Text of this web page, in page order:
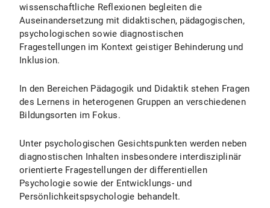
Außenstelle des Prüfungsamts für alle Lehrämter an öffentlichen Schulen
wissenschaftliche Reflexionen begleiten die
Auseinandersetzung mit didaktischen, pädagogischen,
psychologischen sowie diagnostischen
Fragestellungen im Kontext geistiger Behinderung und
Inklusion.
In den Bereichen Pädagogik und Didaktik stehen Fragen
des Lernens in heterogenen Gruppen an verschiedenen
Bildungsorten im Fokus.
Unter psychologischen Gesichtspunkten werden neben
diagnostischen Inhalten insbesondere interdisziplinär
orientierte Fragestellungen der differentiellen
Psychologie sowie der Entwicklungs- und
Persönlichkeitspsychologie behandelt.